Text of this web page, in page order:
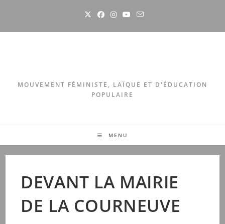
content
MOUVEMENT FÉMINISTE, LAÏQUE ET D'ÉDUCATION
POPULAIRE
MENU
DEVANT LA MAIRIE
DE LA COURNEUVE